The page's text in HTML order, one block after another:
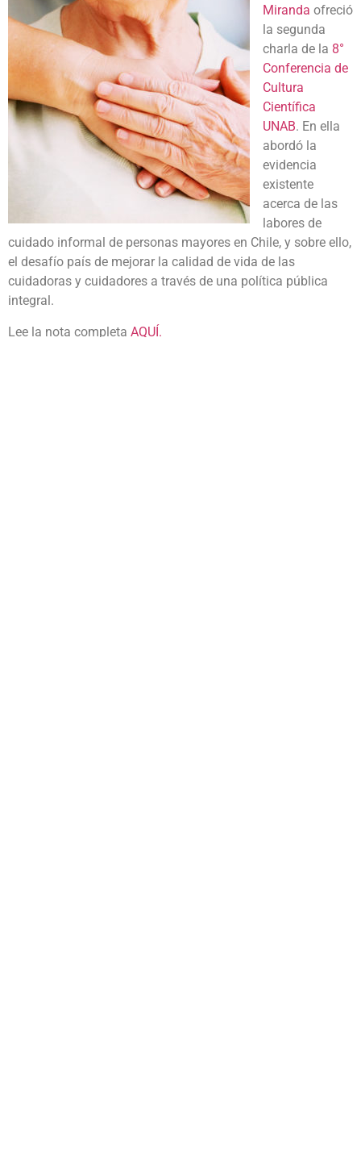
Miranda ofreció
la segunda
charla de la 8°
Conferencia de
Cultura
Científica
UNAB. En ella
abordó la
evidencia
existente
acerca de las
labores de
cuidado informal de personas mayores en Chile, y sobre ello,
el desafío país de mejorar la calidad de vida de las
cuidadoras y cuidadores a través de una política pública
integral.
Lee la nota completa AQUÍ.